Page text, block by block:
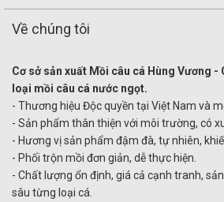
Về chúng tôi
Cơ sở sản xuất Mồi câu cá Hùng Vương -
loại mồi câu cá nước ngọt.
- Thương hiệu Độc quyền tại Việt Nam và
- Sản phẩm thân thiện với môi trường, có
- Hương vị sản phẩm đậm đà, tự nhiên,
- Phối trộn mồi đơn giản, dễ thực hiện.
- Chất lượng ổn định, giá cả cạnh tranh,
sâu từng loại cá.